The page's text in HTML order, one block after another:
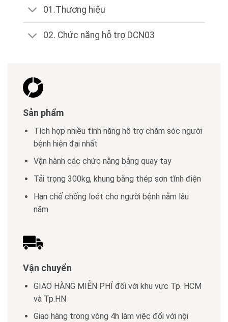
01.Thương hiệu
02. Chức năng hỗ trợ DCN03
Sản phẩm
Tích hợp nhiều tính năng hỗ trợ chăm sóc người
bệnh hiện đại nhất
Vận hành các chức nằng bằng quay tay
Tải trọng 300kg, khung bằng thép sơn tĩnh điện
Hạn chế chống loét cho người bệnh nằm lâu
năm
Vận chuyển
GIAO HÀNG MIỄN PHÍ đối với khu vực Tp. HCM
và Tp.HN
Giao hàng trong vòng 4h làm việc đối với nội